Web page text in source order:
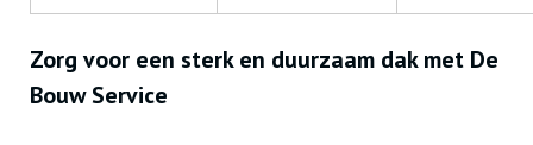
Zorg voor een sterk en duurzaam dak met De
Bouw Service